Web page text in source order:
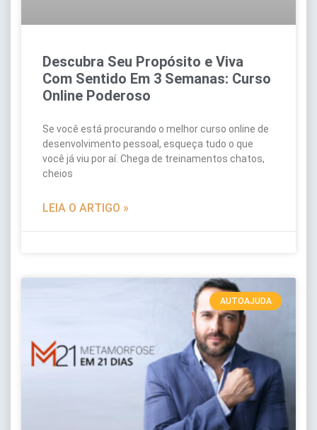
Descubra Seu Propósito e Viva
Com Sentido Em 3 Semanas: Curso
Online Poderoso
Se você está procurando o melhor curso online de
desenvolvimento pessoal, esqueça tudo o que
você já viu por aí. Chega de treinamentos chatos,
cheios
LEIA O ARTIGO »
AUTOAJUDA